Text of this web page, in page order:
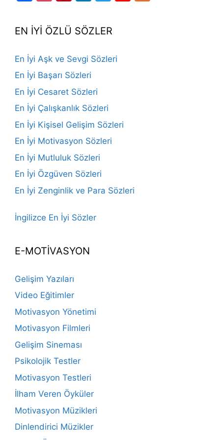
EN İYİ ÖZLÜ SÖZLER
En İyi Aşk ve Sevgi Sözleri
En İyi Başarı Sözleri
En İyi Cesaret Sözleri
En İyi Çalışkanlık Sözleri
En İyi Kişisel Gelişim Sözleri
En İyi Motivasyon Sözleri
En İyi Mutluluk Sözleri
En İyi Özgüven Sözleri
En İyi Zenginlik ve Para Sözleri
İngilizce En İyi Sözler
E-MOTİVASYON
Gelişim Yazıları
Video Eğitimler
Motivasyon Yönetimi
Motivasyon Filmleri
Gelişim Sineması
Psikolojik Testler
Motivasyon Testleri
İlham Veren Öyküler
Motivasyon Müzikleri
Dinlendirici Müzikler